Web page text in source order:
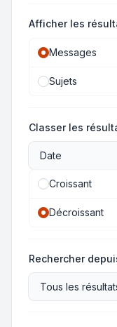
Afficher les
Messages
Sujets
Classer les
Croissant
Décroissant
Rechercher